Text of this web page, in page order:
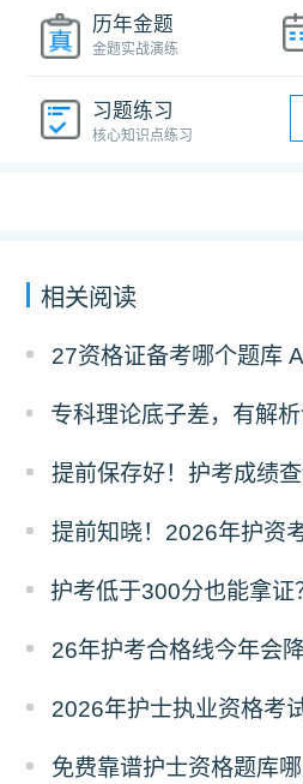
历年金题
金题实战演练
习题练习
核心知识点练习
相关阅读
27资格证备考哪个题库
提前保存好！护考成绩
2026年护士执业资格考